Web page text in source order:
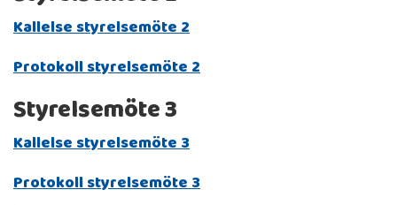
Kallelse styrelsemöte 2
Protokoll styrelsemöte 2
Styrelsemöte 3
Kallelse styrelsemöte 3
Protokoll styrelsemöte 3